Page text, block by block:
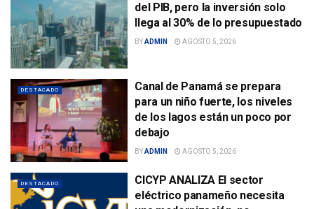
del PIB, pero la inversión solo
llega al 30% de lo presupuestado
BYADMIN AGOSTO 5, 2026
DESTACADO
Canal de Panamá se prepara
para un niño fuerte, los niveles
de los lagos están un poco por
debajo
BYADMIN AGOSTO 5, 2026
DESTACADO
CICYP ANALIZA El sector
eléctrico panameño necesita